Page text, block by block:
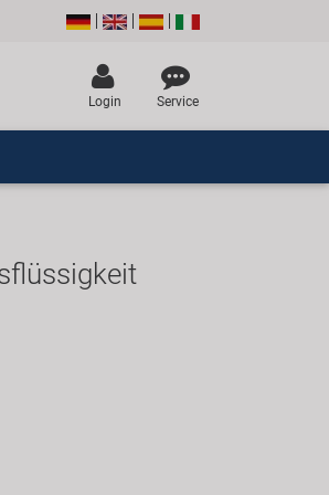
Login Service